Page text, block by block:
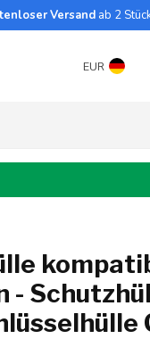
Versand ab 2
EUR
-